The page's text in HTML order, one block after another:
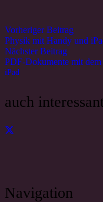
Vorheriger Beitrag
Physik mit Handy und
Nächster Beitrag
PDF-Dokumente mit dem
iPad
auch
Navigation